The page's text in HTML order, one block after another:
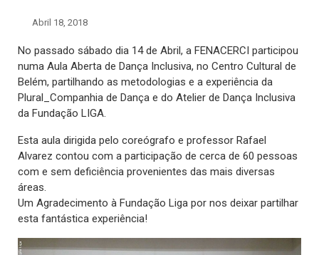
Abril 18, 2018
No passado sábado dia 14 de Abril, a FENACERCI participou
numa Aula Aberta de Dança Inclusiva, no Centro Cultural de
Belém, partilhando as metodologias e a experiência da
Plural_Companhia de Dança e do Atelier de Dança Inclusiva
da Fundação LIGA.
Esta aula dirigida pelo coreógrafo e professor Rafael
Alvarez contou com a participação de cerca de 60 pessoas
com e sem deficiência provenientes das mais diversas
áreas.
Um Agradecimento à Fundação Liga por nos deixar partilhar
esta fantástica experiência!